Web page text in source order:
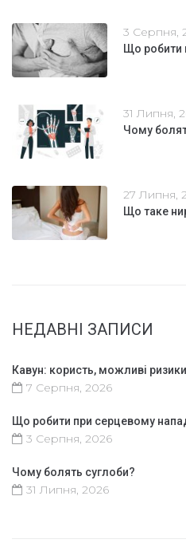
3 Серпня,
Що робити
31 Липня,
Чому
27 Липня,
Що таке
НЕДАВНІ ЗАПИСИ
Кавун: користь, можливі ризики
7 Серпня, 2026
Що робити при серцевому
3 Серпня, 2026
Чому болять суглоби?
31 Липня, 2026